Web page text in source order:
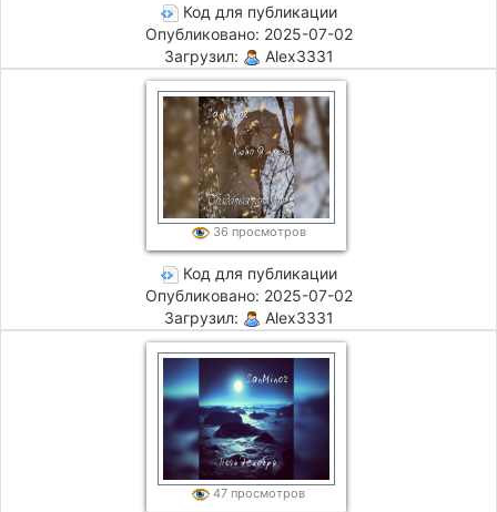
Код для публикации
Опубликовано: 2025-07-02
Загрузил:
Alex3331
36 просмотров
Код для публикации
Опубликовано: 2025-07-02
Загрузил:
Alex3331
47 просмотров